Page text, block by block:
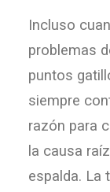
Incluso
problemas
puntos
siempre
razón para
la causa
espalda. La